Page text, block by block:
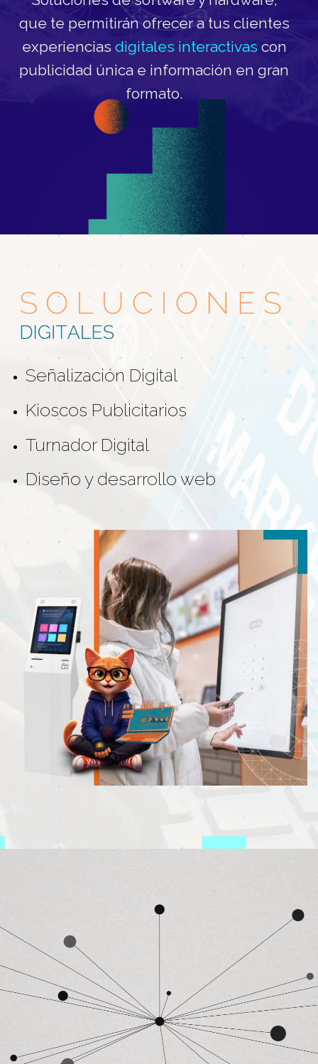
que te permitirán ofrecer a tus clientes
experiencias digitales interactivas con
publicidad única e información en gran
formato.
Señalización Digital
Kioscos Publicitarios
Turnador Digital
Diseño y desarrollo web